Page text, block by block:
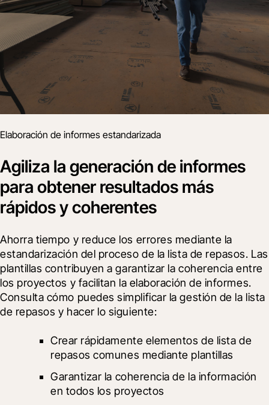
Elaboración de informes estandarizada
Agiliza la generación de informes
para obtener resultados más
rápidos y coherentes
Ahorra tiempo y reduce los errores mediante la
estandarización del proceso de la lista de repasos. Las
plantillas contribuyen a garantizar la coherencia entre
los proyectos y facilitan la elaboración de informes.
Consulta cómo puedes simplificar la gestión de la lista
de repasos y hacer lo siguiente:
Crear rápidamente elementos de lista de
repasos comunes mediante plantillas
Garantizar la coherencia de la información
en todos los proyectos